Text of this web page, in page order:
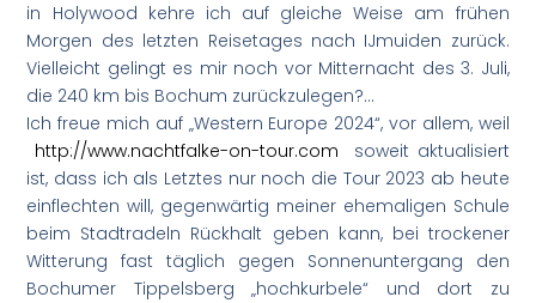
in Holywood kehre ich auf gleiche Weise am frühen
Morgen des letzten Reisetages nach IJmuiden zurück.
Vielleicht gelingt es mir noch vor Mitternacht des 3. Juli,
die 240 km bis Bochum zurückzulegen?…
Ich freue mich auf „Western Europe 2024“, vor allem, weil
http://www.nachtfalke-on-tour.com soweit aktualisiert
ist, dass ich als Letztes nur noch die Tour 2023 ab heute
einflechten will, gegenwärtig meiner ehemaligen Schule
beim Stadtradeln Rückhalt geben kann, bei trockener
Witterung fast täglich gegen Sonnenuntergang den
Bochumer Tippelsberg „hochkurbele“ und dort zu